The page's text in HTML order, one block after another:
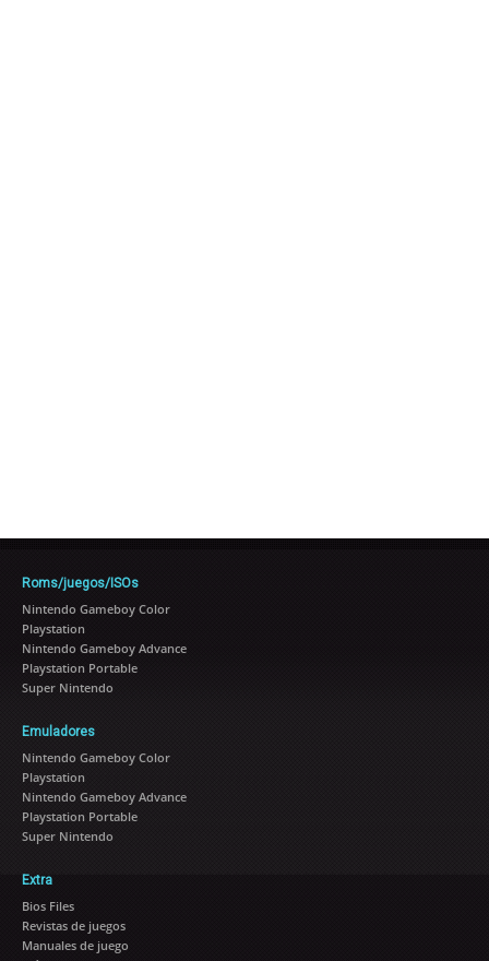
Roms/juegos/ISOs
Nintendo Gameboy Color
Playstation
Nintendo Gameboy Advance
Playstation Portable
Super Nintendo
Emuladores
Nintendo Gameboy Color
Playstation
Nintendo Gameboy Advance
Playstation Portable
Super Nintendo
Extra
Bios Files
Revistas de juegos
Manuales de juego